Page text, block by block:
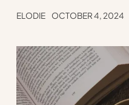
ELODIE OCTOBER 4, 2024